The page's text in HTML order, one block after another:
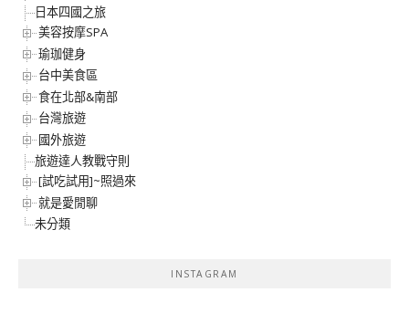
日本四國之旅
美容按摩SPA
瑜珈健身
台中美食區
食在北部&南部
台灣旅遊
國外旅遊
旅遊達人教戰守則
[試吃試用]~照過來
就是愛閒聊
未分類
INSTAGRAM